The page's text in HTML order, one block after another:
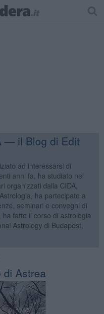
— il Blog di Edit
ad interessarsi di
anni fa, ha studiato nei
organizzati dalla CIDA,
ha partecipato a
seminari e convegni di
ha fatto il corso di astrologia
Astrology di Budapest,
di Astrea